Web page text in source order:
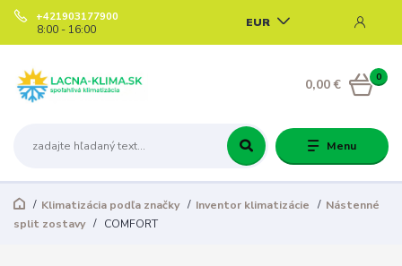
Menu
EUR
+421903177900
8:00 - 16:00
0
0,00 €
Klimatizácia podľa značky Inventor klimatizácie
Nástenné
split zostavy
COMFORT